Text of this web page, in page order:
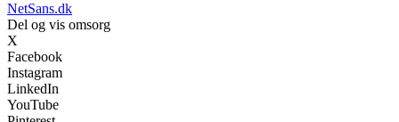
NetSans.dk
Del og vis omsorg
X
Facebook
Instagram
LinkedIn
YouTube